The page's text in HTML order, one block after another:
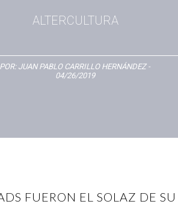
ALTERCULTURA
POR: JUAN PABLO CARRILLO HERNÁNDEZ-
04/26/2019
FUERON EL SOLAZ DE